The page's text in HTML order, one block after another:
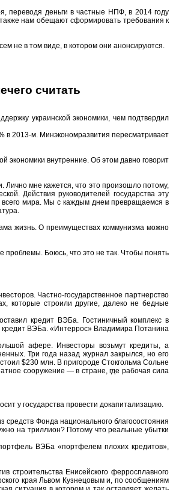
переводя деньги в частные НПФ, в 2014 году
нам обещают сформировать требования к
не в том виде, в котором они анонсируются.
считать
украинской экономики, чем подтвердил
в 2013-м. Минэкономразвития пересматривает
экономики внутренние. Об этом давно говорит
Лично мне кажется, что это произошло потому,
Действия руководителей государства эту
всего мира. Мы с каждым днем превращаемся в
жизнь. О преимуществах коммунизма можно
проблемы. Боюсь, что это не так. Чтобы понять
Частно-государственное партнерство
которые строили другие, далеко не бедные
кредит ВЭБа. Гостиничный комплекс в
кредит ВЭБа. «Интеррос» Владимира Потанина
афере. Инвесторы возьмут кредиты, а
Три года назад журнал закрылся, но его
$230 млн. В пригороде Стокгольма Сольне
сооружение — в стране, где рабочая сила
у государства провести докапитализацию.
средств Фонда национального благосостояния
на триллион? Потому что реальные убытки
ВЭБа «портфелем плохих кредитов»,
строительства Енисейского ферросплавного
края Львом Кузнецовым и, по сообщениям